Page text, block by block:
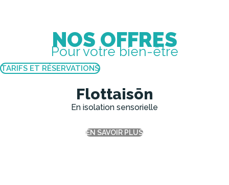
NOS OFFRES
Pour votre bien-être
TARIFS ET RÉSERVATIONS
Flottaisōn
En isolation sensorielle
EN SAVOIR PLUS